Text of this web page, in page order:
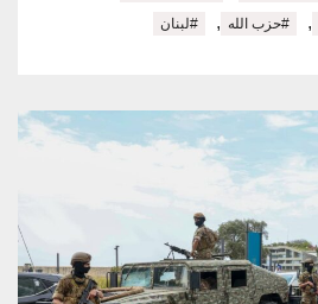
, #حزب الله , #لبنان